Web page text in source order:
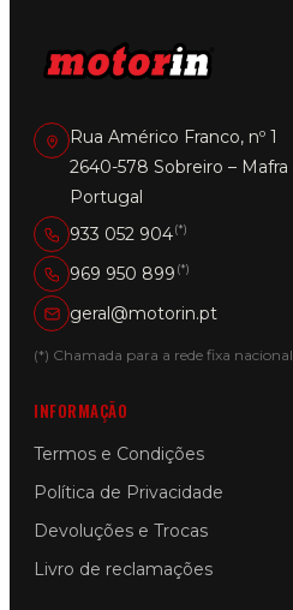
Rua Américo Franco, nº 1
2640-578 Sobreiro – Mafra
Portugal
933 052 904(*)
969 950 899 (*)
geral@motorin.pt
(*) Chamada para a rede fixa nacional
INFORMAÇÃO
Termos e Condições
Política de Privacidade
Devoluções e Trocas
Livro de reclamações